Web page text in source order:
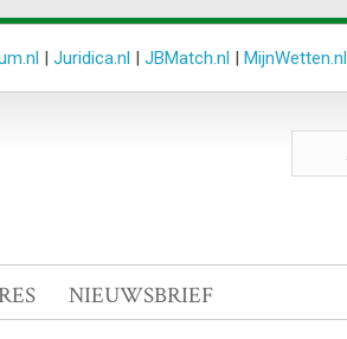
| Juridica.nl | JBMatch.nl | MijnWetten.nl
NIEUWSBRIEF